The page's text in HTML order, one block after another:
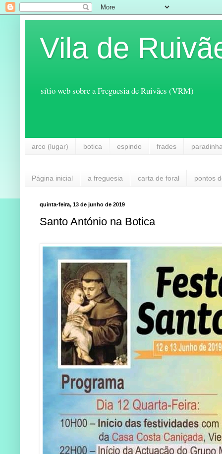
Vila de
sítio web sobre a Freguesia de Ruivães (VRM)
arco (lugar) botica espindo frades
Página inicial a freguesia carta de foral pontos
quinta-feira, 13 de junho de 2019
Santo António na Botica